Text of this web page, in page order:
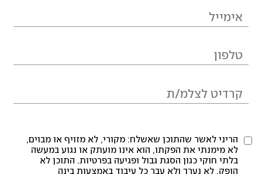
הריני לאשר שהתוכן שאשלח: מקורי, לא מזויף או מבוים,
לא מימנתי את הפקתו, הוא אינו מועתק או נגוע במעשה
בלתי חוקי כגון הסגת גבול ופגיעה בפרטיות. התוכן לא
הופק, לא נערך ולא עבר כל עיבוד באמצעות בינה